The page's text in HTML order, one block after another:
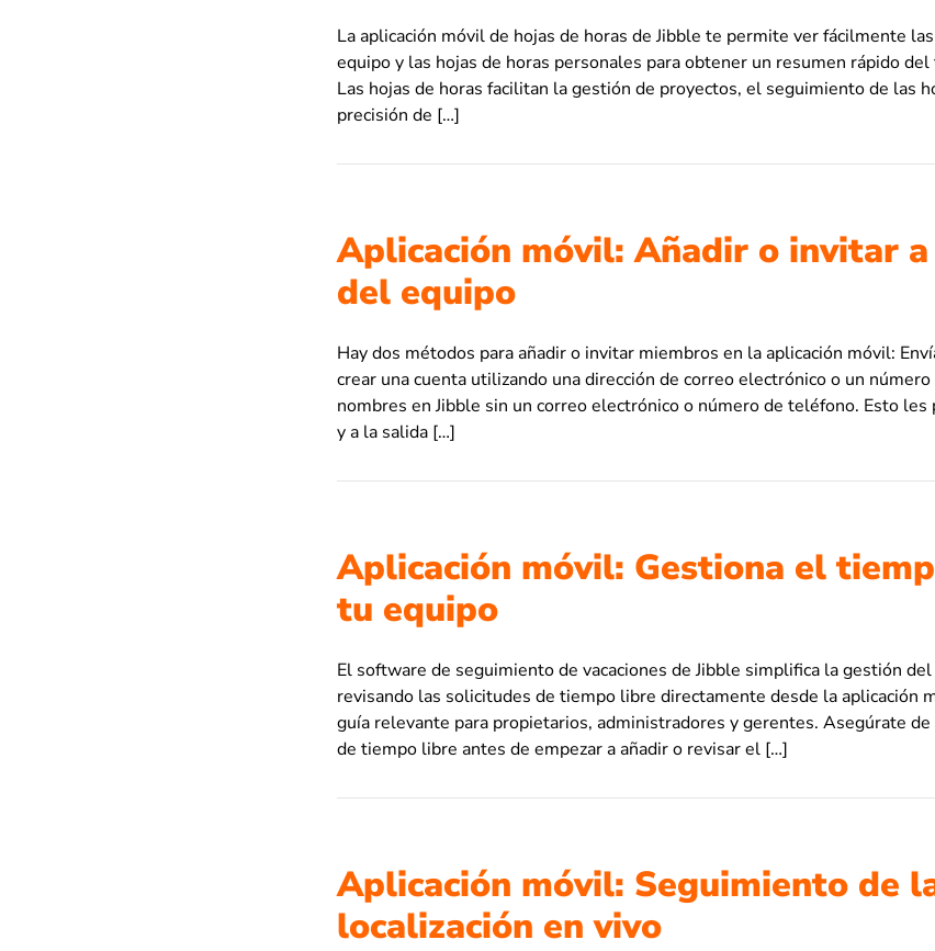
La aplicación móvil de hojas de horas de Jibble te permite ver fácilmente
equipo y las hojas de horas personales para obtener un resumen rápido
Las hojas de horas facilitan la gestión de proyectos, el seguimiento de las
precisión de […]
Aplicación móvil: Añadir o invitar
del equipo
Hay dos métodos para añadir o invitar miembros en la aplicación móvil:
crear una cuenta utilizando una dirección de correo electrónico o un
nombres en Jibble sin un correo electrónico o número de teléfono. Esto
y a la salida […]
Aplicación móvil: Gestiona el
tu equipo
El software de seguimiento de vacaciones de Jibble simplifica la gestión
revisando las solicitudes de tiempo libre directamente desde la aplicación
guía relevante para propietarios, administradores y gerentes. Asegúrate de
de tiempo libre antes de empezar a añadir o revisar el […]
Aplicación móvil: Seguimiento de
localización en vivo